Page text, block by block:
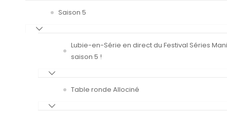
Saison 5
Lubie-en-Série en direct du Festival Séries
saison 5 !
Table ronde Allociné